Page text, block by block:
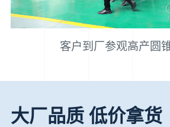
客户到厂参观高产圆
大厂品质 低价拿货